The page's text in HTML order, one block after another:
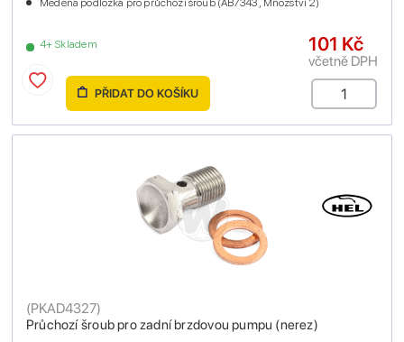
4+ Skladem
Měděná podložka pro průchozí šroub (AB7343 , Množství 2)
101 Kč
včetně DPH
PŘIDAT DO KOŠÍKU
Průchozí šroub pro zadní brzdovou pumpu (nerez)
(PKAD4327)